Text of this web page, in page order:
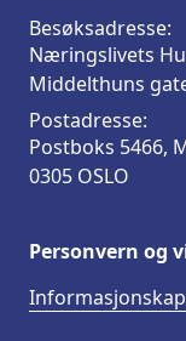
Besøksadresse:
Næringslivets
Middelthuns
Postadresse:
Postboks 5466,
0305 OSLO
Personvern og